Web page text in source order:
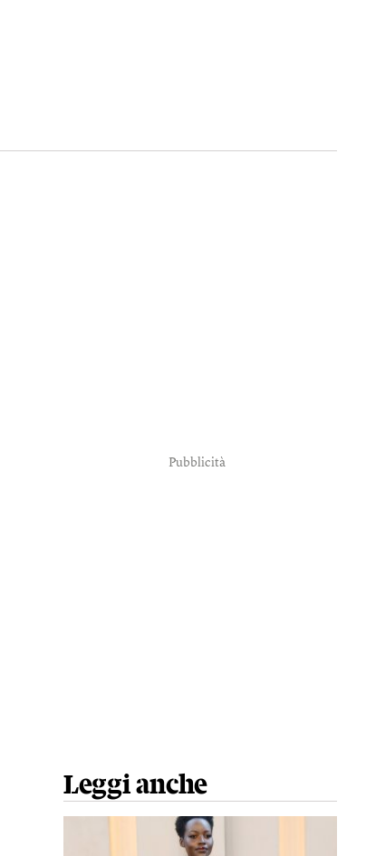
Pubblicità
Leggi anche